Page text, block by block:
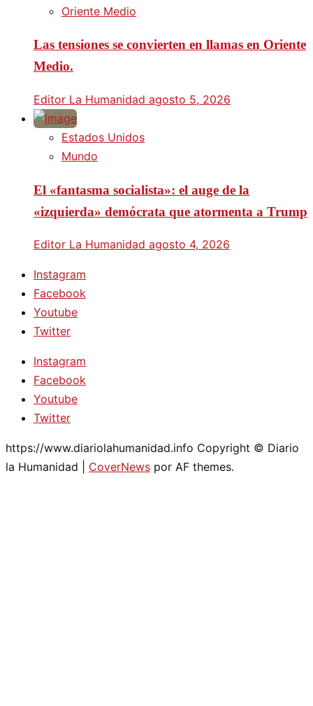
Oriente Medio
Las tensiones se convierten en llamas en Oriente
Medio.
Editor La Humanidad agosto 5, 2026
Estados Unidos
Mundo
El «fantasma socialista»: el auge de la
«izquierda» demócrata que atormenta a Trump
Editor La Humanidad agosto 4, 2026
Instagram
Facebook
Youtube
Twitter
Instagram
Facebook
Youtube
Twitter
https://www.diariolahumanidad.info Copyright © Diario
la Humanidad
CoverNews por AF themes.